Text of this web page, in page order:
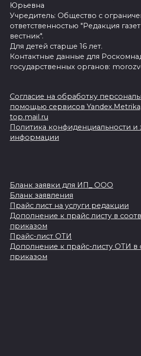
Юрьевна
Учредитель: Общество с
ответственностью "Редакция
вестник".
Для детей старше 16 лет.
Контактные данные для
государственных органов:
Согласие на обработку
помощью сервисов
top.mail.ru
Политика конфиденциальности и
информации
Бланк заявки для ИП_ ООО
Бланк заявления
Прайс лист на услуги редакции
Дополнение к прайс листу в
приказом
Прайс-лист ОТИ
Дополнение к прайс-листу ОТИ в
приказом